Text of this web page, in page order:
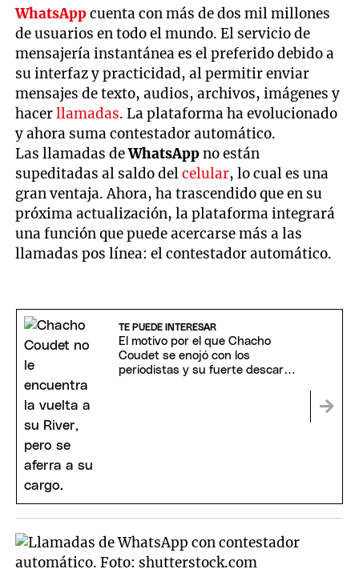
WhatsAppcuenta con más de dos mil millones
de usuarios en todo el mundo. El servicio de
mensajería instantánea es el preferido debido a
su interfaz y practicidad, al permitir enviar
mensajes de texto, audios, archivos, imágenes y
hacerllamadas. La plataforma ha evolucionado
y ahora suma contestador automático.
Las llamadas deWhatsAppno están
supeditadas al saldo delcelular, lo cual es una
gran ventaja. Ahora, ha trascendido que en su
próxima actualización, la plataforma integrará
una función que puede acercarse más a las
llamadas pos línea: el contestador automático.
TE PUEDE INTERESAR
El motivo por el que Chacho
Coudet se enojó con los
periodistas y su fuerte descargo: